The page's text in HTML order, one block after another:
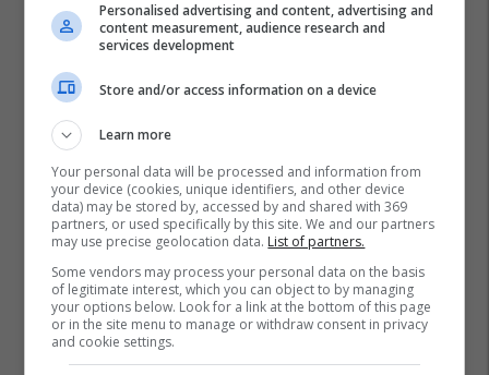
Personalised advertising and content, advertising and
content measurement, audience research and
services development
Store and/or access information on a device
Learn more
Your personal data will be processed and information from
your device (cookies, unique identifiers, and other device
data) may be stored by, accessed by and shared with 369
partners, or used specifically by this site. We and our partners
may use precise geolocation data. List of partners.
Some vendors may process your personal data on the basis
of legitimate interest, which you can object to by managing
your options below. Look for a link at the bottom of this page
or in the site menu to manage or withdraw consent in privacy
and cookie settings.